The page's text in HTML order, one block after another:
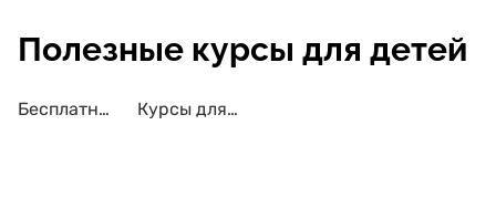
Полезные курсы для детей
Бесплатные курсы для детей Курсы для детей с сертификатом